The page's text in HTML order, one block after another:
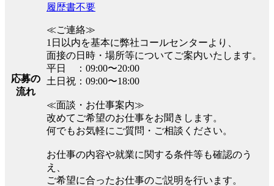
応募の
流れ
履歴書不要
≪ご連絡≫
1日以内を基本に弊社コールセンターより、
面接の日時・場所等についてご案内いたします。
平日 ：09:00〜20:00
土日祝：09:00〜18:00
≪面談・お仕事案内≫
改めてご希望のお仕事をお聞きします。
何でもお気軽にご質問・ご相談ください。
お仕事の内容や就業に関する条件等も確認のう
え、
ご希望に合ったお仕事のご説明を行います。